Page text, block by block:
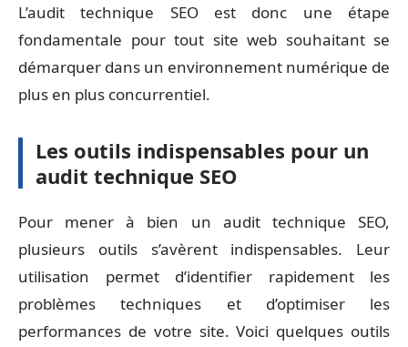
L’audit technique SEO est donc une étape
fondamentale pour tout site web souhaitant se
démarquer dans un environnement numérique de
plus en plus concurrentiel.
Les outils indispensables pour un
audit technique SEO
Pour mener à bien un audit technique SEO,
plusieurs outils s’avèrent indispensables. Leur
utilisation permet d’identifier rapidement les
problèmes techniques et d’optimiser les
performances de votre site. Voici quelques outils